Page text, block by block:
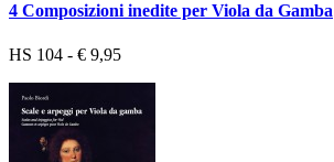
4 Composizioni inedite per Viola da Gamba
HS 104 - € 9,95